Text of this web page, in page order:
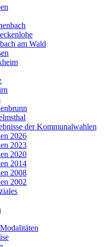
am Wald
der Kommunalwahlen
2026
2023
2020
2014
2008
2002